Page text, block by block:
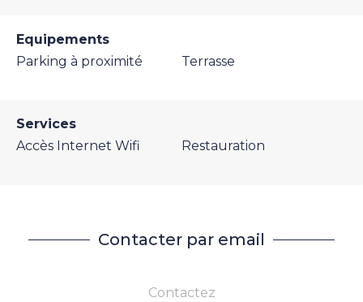
Equipements
Parking à proximité
Terrasse
Services
Accès Internet Wifi
Restauration
Contacter par email
Contactez